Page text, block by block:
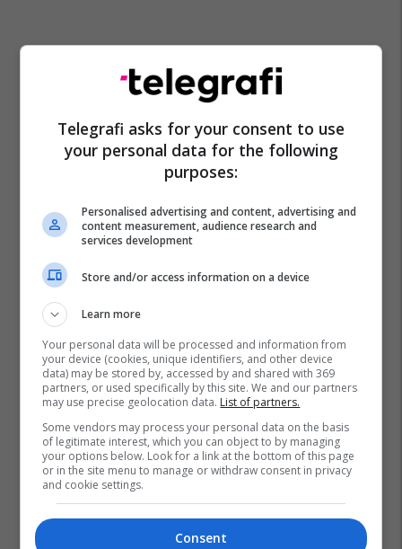
Promo Reklamo këtu
Baks Bay, projekti me i madh
turistik në Shqipëri prezantohet
ne Expo Real Kosova: Vizitoni
mundësitë e investimit
produkte të reja për çdo shije
dhe gatim
Ananas Impex
Maturant, puno nga shtëpia!
Studio Siguri Kibernetike ose
Programim
Oferta e Korrikut në FAFA Sun
Telegrafi asks for your consent to use
your personal data for the following
purposes:
Personalised advertising and content, advertising and
content measurement, audience research and
services development
Store and/or access information on a device
Learn more
Your personal data will be processed and information from
your device (cookies, unique identifiers, and other device
data) may be stored by, accessed by and shared with 369
partners, or used specifically by this site. We and our partners
may use precise geolocation data. List of partners.
Some vendors may process your personal data on the basis
of legitimate interest, which you can object to by managing
your options below. Look for a link at the bottom of this page
or in the site menu to manage or withdraw consent in privacy
and cookie settings.
Consent